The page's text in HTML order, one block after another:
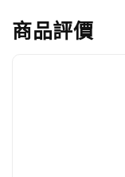
商品評價